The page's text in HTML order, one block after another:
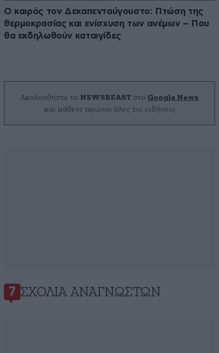
Ο καιρός τον Δεκαπενταύγουστο: Πτώση της
θερμοκρασίας και ενίσχυση των ανέμων – Που
θα εκδηλωθούν καταιγίδες
Ακολουθήστε το NEWSBEAST στο Google News
και μάθετε πρώτοι όλες τις ειδήσεις
7 ΣΧΌΛΙΑ ΑΝΑΓΝΩΣΤΏΝ